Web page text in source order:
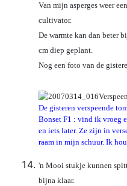
Van mijn asperges weer
cultivator.
De warmte kan dan beter
cm diep geplant.
Nog een foto van de
De gisteren verspeende
Bonset F1 : vind ik vroeg
en iets later. Ze zijn in
raam in mijn schuur. Ik
'n Mooi stukje kunnen
bijna klaar.